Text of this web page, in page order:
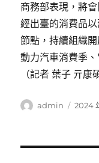
商務部表現，將
經出臺的消費品
節點，持續組織
動力汽車消費季
（記者 葉子 亓康
作
admin
發
2024